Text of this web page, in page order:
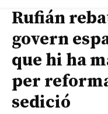
Rufián
govern
que hi ha
per
sedició